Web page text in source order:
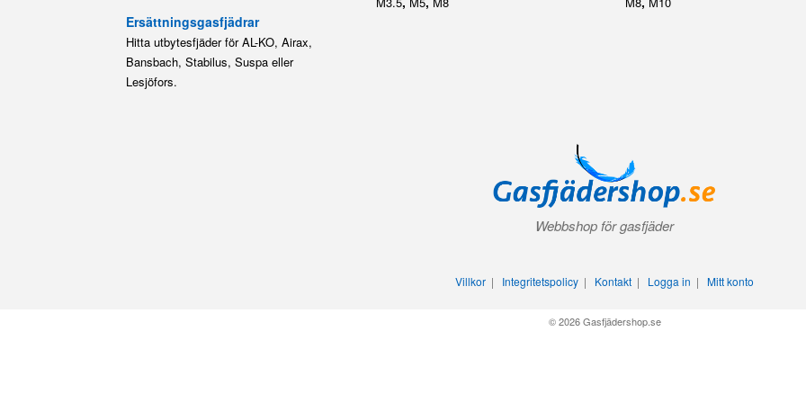
Ersättningsgasfjädrar
Hitta utbytesfjäder för AL-KO, Airax,
Bansbach, Stabilus, Suspa eller
Lesjöfors.
Webbshop för gasfjäder
Villkor | Integritetspolicy | Kontakt | Logga in | Mitt konto
© 2026 Gasfjädershop.se